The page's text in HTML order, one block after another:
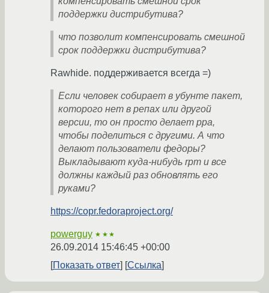
поддержки дистрибутива?
что позволит компенсировать смешной
срок поддержки дистрибутива?
Rawhide. поддерживается всегда =)
Если человек собирает в убунте пакет,
которого нет в репах или другой
версии, то он просто делает ppa,
чтобы поделиться с другими. А что
делают пользователи федоры?
Выкладывают куда-нибудь rpm и все
должны каждый раз обновлять его
руками?
https://copr.fedoraproject.org/
powerguy ★★★
26.09.2014 15:46:45 +00:00
Показать ответ
Ссылка